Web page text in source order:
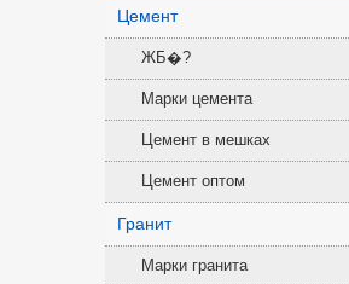
Цемент
ЖБ�?
Марки цемента
Цемент в мешках
Цемент оптом
Гранит
Марки гранита